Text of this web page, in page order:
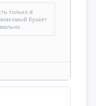
только в
бухает
.